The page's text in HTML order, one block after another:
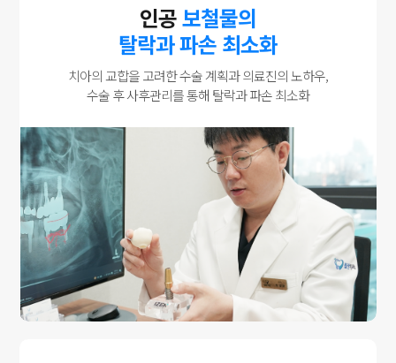
인공보철물의
탈락과 파손 최소화
치아의 교합을 고려한 수술 계획과 의료진의 노하우,
수술 후 사후관리를 통해 탈락과 파손 최소화